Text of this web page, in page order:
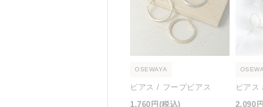
OSEWAYA
ピアス / フープピアス
1,760円 (税込)
ピアス
2,090